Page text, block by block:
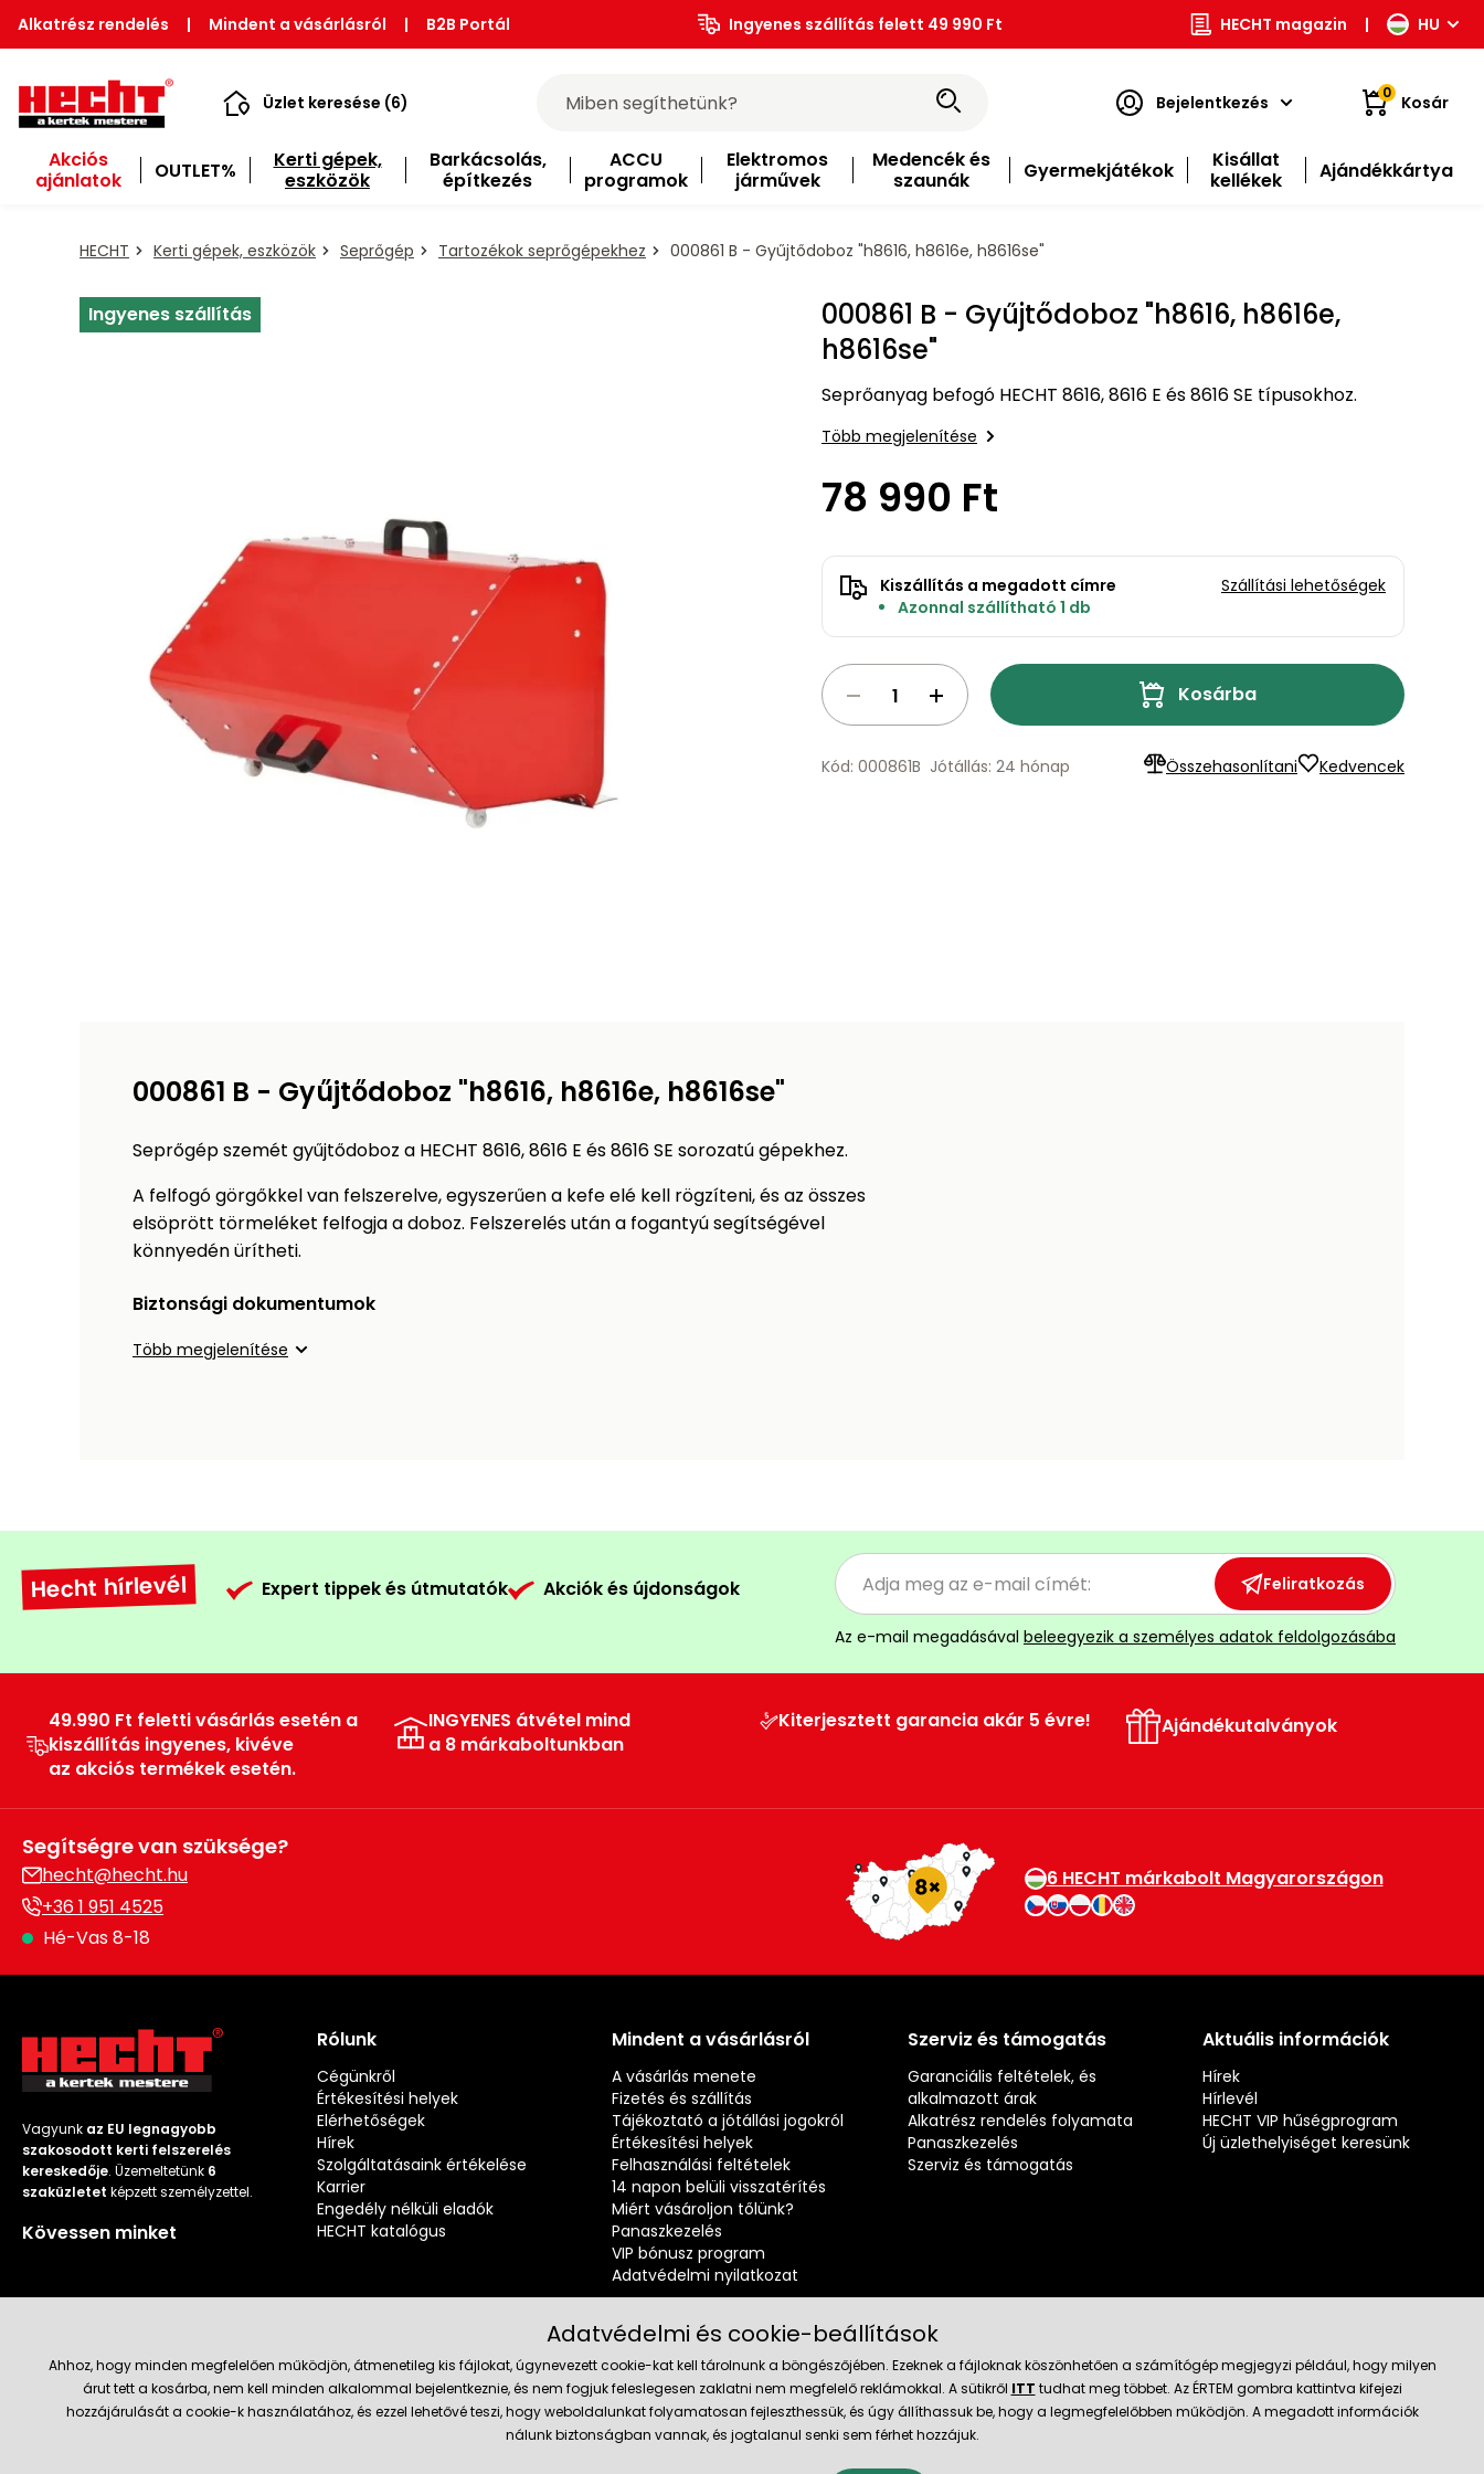
Alkatrész rendelés | Mindent a vásárlásról | B2B Portál Ingyenes szállítás felett 49 990 Ft HECHT magazin | HU
Üzlet keresése (6) Bejelentkezés 0 Kosár
Akciós
ajánlatok
OUTLET%
Kerti gépek,
eszközök
Barkácsolás,
építkezés
ACCU
programok
Elektromos
járművek
Medencék és
szaunák
Gyermekjátékok
Kisállat
kellékek
Ajándékkártya
HECHT Kerti gépek, eszközök Seprőgép Tartozékok seprőgépekhez 000861 B - Gyűjtődoboz "h8616, h8616e, h8616se"
Ingyenes szállítás
000861 B - Gyűjtődoboz "h8616, h8616e,
h8616se"
Seprőanyag befogó HECHT 8616, 8616 E és 8616 SE típusokhoz.
Több megjelenítése
78 990 Ft
Kiszállítás a megadott címre
Azonnal szállítható 1 db
Szállítási lehetőségek
Kosárba
Összehasonlítani Kedvencek
Kód: 000861B Jótállás: 24 hónap
000861 B - Gyűjtődoboz "h8616, h8616e, h8616se"
Seprőgép szemét gyűjtődoboz a HECHT 8616, 8616 E és 8616 SE sorozatú gépekhez.
A felfogó görgőkkel van felszerelve, egyszerűen a kefe elé kell rögzíteni, és az összes
elsöprött törmeléket felfogja a doboz. Felszerelés után a fogantyú segítségével
könnyedén ürítheti.
Biztonsági dokumentumok
Több megjelenítése
Hecht hírlevél Expert tippek és útmutatók Akciók és újdonságok Feliratkozás
Az e-mail megadásával beleegyezik a személyes adatok feldolgozásába
49.990 Ft feletti vásárlás esetén a
kiszállítás ingyenes, kivéve
az akciós termékek esetén.
INGYENES átvétel mind
a 8 márkaboltunkban
Kiterjesztett garancia akár 5 évre! Ajándékutalványok
Segítségre van szüksége?
hecht@hecht.hu
+36 1 951 4525
Hé-Vas 8-18
6 HECHT márkabolt Magyarországon
Vagyunk az EU legnagyobb
szakosodott kerti felszerelés
kereskedője. Üzemeltetünk 6
szaküzletet képzett személyzettel.
Kövessen minket
Rólunk
Cégünkről
Értékesítési helyek
Elérhetőségek
Hírek
Szolgáltatásaink értékelése
Karrier
Engedély nélküli eladók
HECHT katalógus
Mindent a vásárlásról
A vásárlás menete
Fizetés és szállítás
Tájékoztató a jótállási jogokról
Értékesítési helyek
Felhasználási feltételek
14 napon belüli visszatérítés
Miért vásároljon tőlünk?
Panaszkezelés
VIP bónusz program
Adatvédelmi nyilatkozat
Szerviz és támogatás
Garanciális feltételek, és
alkalmazott árak
Alkatrész rendelés folyamata
Panaszkezelés
Szerviz és támogatás
Aktuális információk
Hírek
Hírlevél
HECHT VIP hűségprogram
Új üzlethelyiséget keresünk
Szállítás és fizetési módok Megbízható kereskedő
Adatvédelmi és cookie-beállítások
Ahhoz, hogy minden megfelelően működjön, átmenetileg kis fájlokat, úgynevezett cookie-kat kell tárolnunk a böngészőjében. Ezeknek a fájloknak köszönhetően a számítógép megjegyzi például, hogy milyen
árut tett a kosárba, nem kell minden alkalommal bejelentkeznie, és nem fogjuk feleslegesen zaklatni nem megfelelő reklámokkal. A sütikről ITT tudhat meg többet. Az ÉRTEM gombra kattintva kifejezi
hozzájárulását a cookie-k használatához, és ezzel lehetővé teszi, hogy weboldalunkat folyamatosan fejleszthessük, és úgy állíthassuk be, hogy a legmegfelelőbben működjön. A megadott információk
nálunk biztonságban vannak, és jogtalanul senki sem férhet hozzájuk.